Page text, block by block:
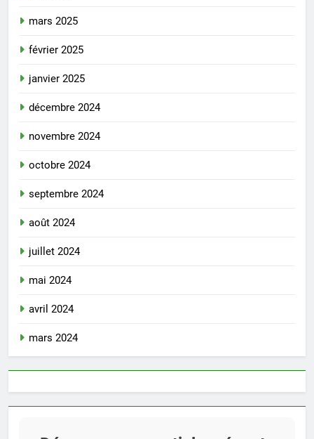
mars 2025
février 2025
janvier 2025
décembre 2024
novembre 2024
octobre 2024
septembre 2024
août 2024
juillet 2024
mai 2024
avril 2024
mars 2024